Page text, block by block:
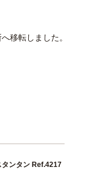
移転しました。
ンタン Ref.4217